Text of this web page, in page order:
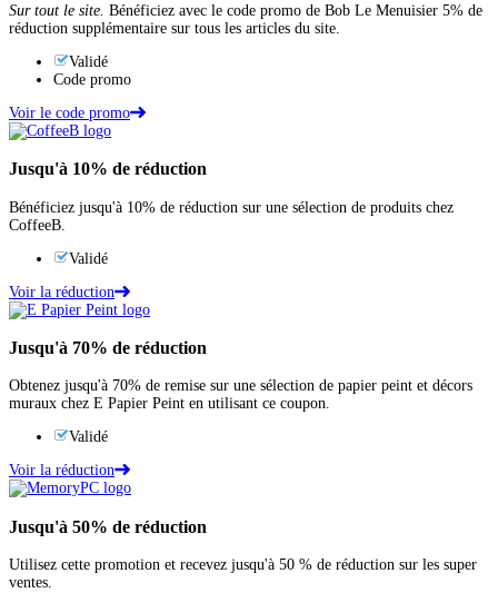
Sur tout le site. Bénéficiez avec le code promo de Bob Le Menuisier 5% de
réduction supplémentaire sur tous les articles du site.
Validé
Code promo
Voir le code promo
Jusqu'à 10% de réduction
Bénéficiez jusqu'à 10% de réduction sur une sélection de produits chez
CoffeeB.
Validé
Voir la réduction
Jusqu'à 70% de réduction
Obtenez jusqu'à 70% de remise sur une sélection de papier peint et décors
muraux chez E Papier Peint en utilisant ce coupon.
Validé
Voir la réduction
Jusqu'à 50% de réduction
Utilisez cette promotion et recevez jusqu'à 50 % de réduction sur les super
ventes.